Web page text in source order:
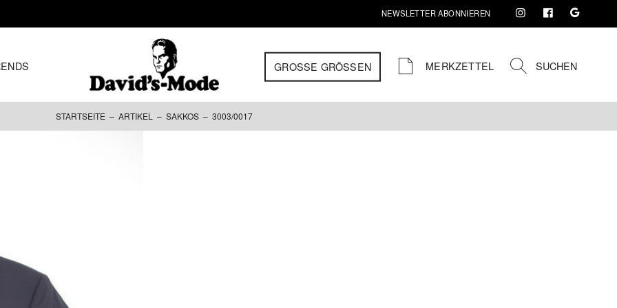
NEWSLETTER ABONNIEREN
GROSSE GRÖSSEN MERKZETTEL SUCHEN
STARTSEITE – ARTIKEL – SAKKOS – 3003/0017